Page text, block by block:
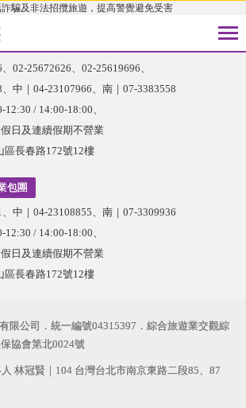
詐騙及非法招攬旅遊，提高警覺避免受害
02-25672626
02-25619696
中｜04-23107966
南｜07-3383558
12:30 / 14:00-18:00
日及連續假期不營業
區長春路172號12樓
包團
中｜04-23108855
南｜07-3309936
12:30 / 14:00-18:00
日及連續假期不營業
區長春路172號12樓
限公司．統一編號04315397．綜合旅遊業交觀綜
協會第北0024號
林冠賢｜104 台灣台北市南京東路二段85、87